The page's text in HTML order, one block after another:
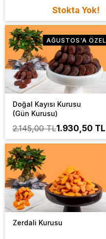
Stokta Yok!
AĞUSTOS'A ÖZEL
Doğal Kayısı Kurusu
(Gün Kurusu)
2.145,00 TL1.930,50 TL
Zerdali Kurusu